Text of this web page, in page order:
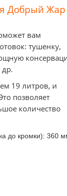
Добрый Жар
вам
тушенку,
19 литров, и
позволяет
количество
до кромки): 360